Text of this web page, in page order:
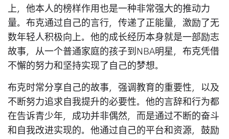
上，他本人的榜样作用也是一种非常强大的推动力
量。布克通过自己的言行，传递了正能量，激励了无
数年轻人积极向上。他的成长经历本身就是一部励志
故事，从一个普通家庭的孩子到NBA明星，布克凭借
不懈的努力和坚持实现了自己的梦想。
布克时常分享自己的故事，强调教育的重要性，以及
不断努力追求自我提升的必要性。他的言辞和行为都
在告诉青少年，成功并非偶然，而是通过不断的奋斗
和自我改进实现的。他通过自己的平台和资源，鼓励